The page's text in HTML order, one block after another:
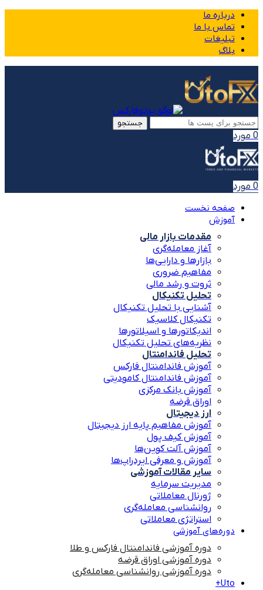
درباره ما
تماس با ما
تبلیغات
بلاگ
جستجو
0 مورد
0 مورد
صفحه نخست
آموزش
مقدمات بازار مالی
آغاز معامله‌گری
بازارها و دارایی‌ها
مفاهیم ضروری
ثروت و رشد مالی
تحلیل تکنیکال
آشنایی با تحلیل تکنیکال
تکنیکال کلاسیک
اندیکاتورها و اسیلاتورها
نظریه‌های تحلیل تکنیکال
تحلیل فاندامنتال
آموزش فاندامنتال فارکس
آموزش فاندامنتال کامودیتی
آموزش بانک مرکزی
اوراق قرضه
ارز دیجیتال
آموزش مفاهیم پایه ارز دیجیتال
آموزش کیف پول
آموزش آلت کوین‌ها
آموزش و معرفی ایردراپ‌ها
سایر مقالات آموزشی
مدیریت سرمایه
ژورنال معاملاتی
روانشناسی معامله‌گری
استراتژی معاملاتی
دوره‌های آموزشی
دوره آموزشی فاندامنتال فارکس و طلا
دوره آموزشی اوراق قرضه
دوره آموزشی روانشناسی معامله‌گری
Uto+